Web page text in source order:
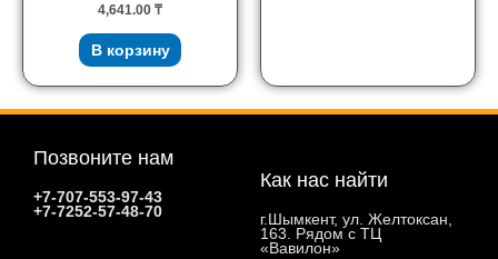
4,641.00 ₸
В корзину
Позвоните нам
+7-707-553-97-43
+7-7252-57-48-70
Как нас найти
г.Шымкент, ул. Желтоксан,
163. Рядом с ТЦ
«Вавилон»